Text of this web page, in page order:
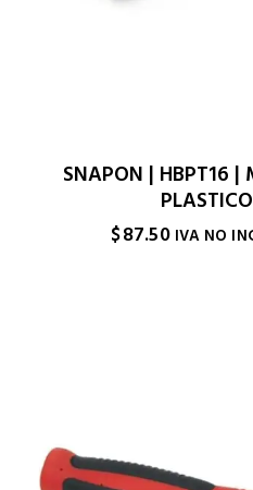
SNAPON | HBPT16 |
$87.50 IVA NO